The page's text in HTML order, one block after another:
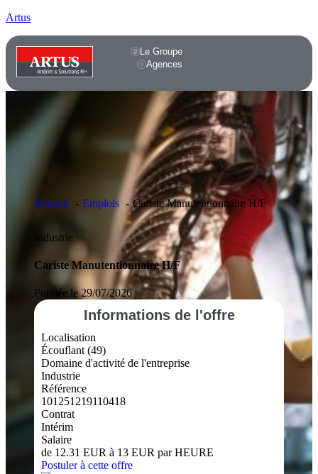
Artus
Le Groupe
Agences
Accueil Emplois Cariste Manutentionnaire H/F
Industrie
Cariste Manutentionnaire H/F
Publiée le 29/07/2026
Informations de l'offre
Localisation
Écouflant (49)
Domaine d'activité de l'entreprise
Industrie
Référence
101251219110418
Contrat
Intérim
Salaire
de 12.31 EUR à 13 EUR par HEURE
Postuler à cette offre